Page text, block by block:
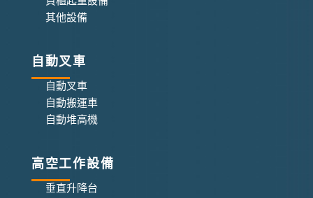
其他設備
自動叉車
自動叉車
自動搬運車
自動堆高機
高空工作設備
垂直升降台